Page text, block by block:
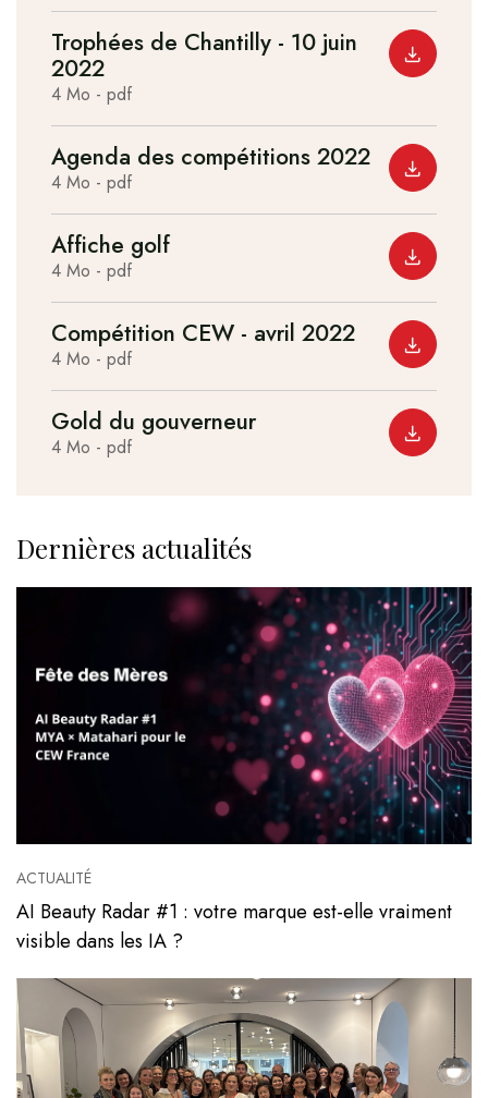
Télécharger le fichier :
Trophées de Chantilly - 10 juin
2022
4 Mo - pdf
Télécharger le fichier :
Agenda des compétitions 2022
4 Mo - pdf
Télécharger le fichier :
Affiche golf
4 Mo - pdf
Télécharger le fichier :
Compétition CEW - avril 2022
4 Mo - pdf
Télécharger le fichier :
Gold du gouverneur
4 Mo - pdf
Dernières actualités
ACTUALITÉ
AI Beauty Radar #1 : votre marque est-elle vraiment
visible dans les IA ?